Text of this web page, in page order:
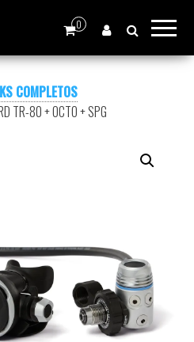
0
COMPLETOS
TR-80 + OCTO + SPG